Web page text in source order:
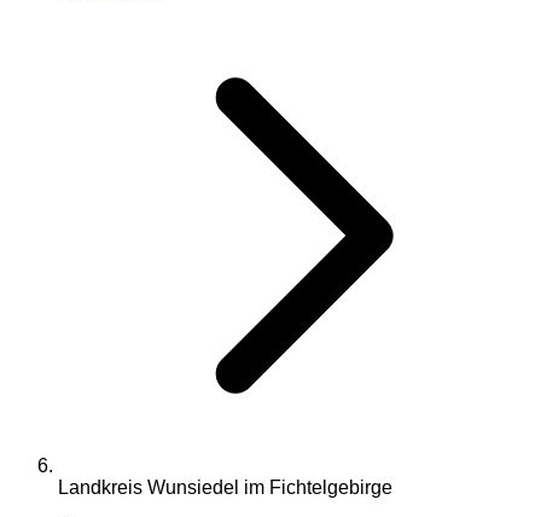
Landkreis Wunsiedel im Fichtelgebirge